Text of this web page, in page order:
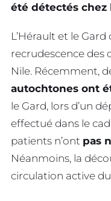
été détectés chez
L’Hérault et le
recrudescence des
Nile. Récemment,
autochtones ont
le Gard, lors d’un
effectué dans le
patients n’ont pas
Néanmoins, la
circulation active